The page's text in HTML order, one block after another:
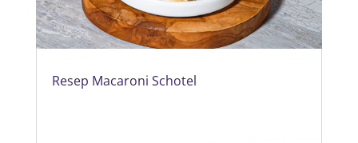
Resep Macaroni Schotel